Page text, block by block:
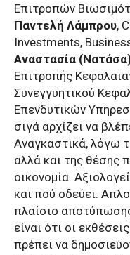
Επιτροπών
Παντελή Λάμπρου,
Investments,
Αναστασία
Επιτροπής
Συνεγγυητικού
Επενδυτικών
σιγά αρχίζει να
Αναγκαστικά, λόγω
αλλά και της θέσης
οικονομία.
και πού οδεύει.
πλαίσιο
είναι ότι οι
πρέπει να